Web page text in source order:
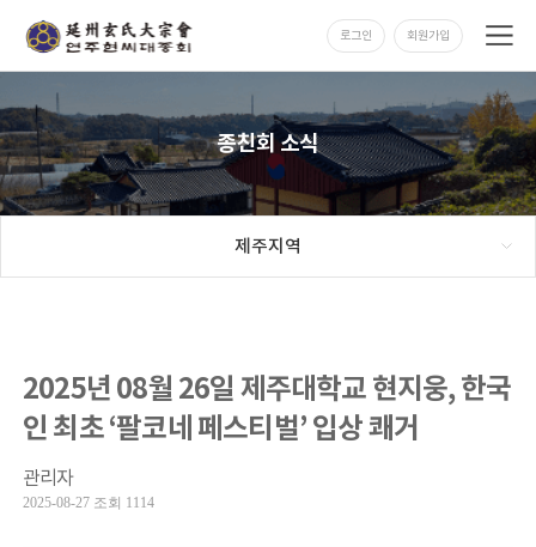
로그인 회원가입
종친회 소식
제주지역
2025년 08월 26일 제주대학교 현지웅, 한국
인 최초 ‘팔코네 페스티벌’ 입상 쾌거
관리자
2025-08-27 조회 1114